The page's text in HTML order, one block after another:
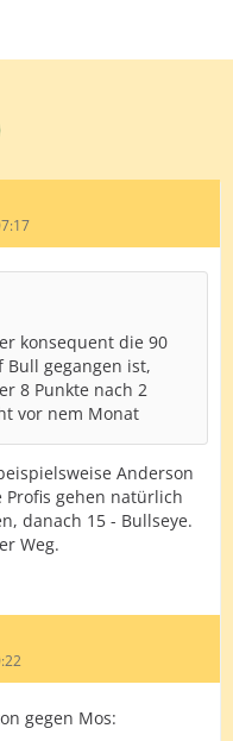
konsequent die 90
Bull gegangen ist,
8 Punkte nach 2
vor nem Monat
Anderson
gehen natürlich
danach 15 - Bullseye.
Weg.
gegen Mos: